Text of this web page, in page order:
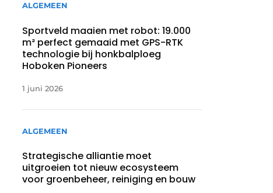
ALGEMEEN
Sportveld maaien met robot: 19.000
m² perfect gemaaid met GPS-RTK
technologie bij honkbalploeg
Hoboken Pioneers
1 juni 2026
ALGEMEEN
Strategische alliantie moet
uitgroeien tot nieuw ecosysteem
voor groenbeheer, reiniging en bouw